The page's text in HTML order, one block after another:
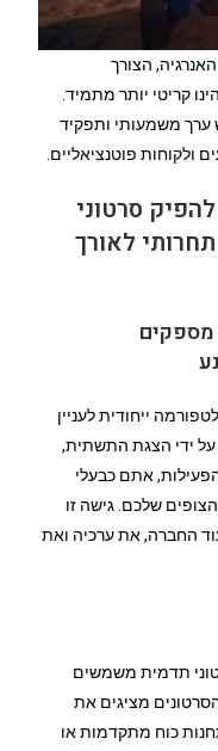
הצורך
קריטי יותר מתמיד.
ערך משמעותי ותפקיד
ולקוחות פוטנציאליים.
סרטוני
לאורך
מספקים
ייחודית לעניין
ידי הצגת התשתית,
אתם כבעלי
שלכם. גישה זו
החברה, את ערכיה ואת
תדמית משמשים
מציגים את
כוח מתקדמות או